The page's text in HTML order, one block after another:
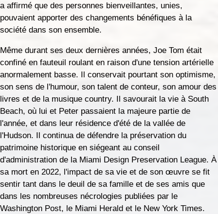
a affirmé que des personnes bienveillantes, unies,
pouvaient apporter des changements bénéfiques à la
société dans son ensemble.
Même durant ses deux dernières années, Joe Tom était
confiné en fauteuil roulant en raison d'une tension artérielle
anormalement basse. Il conservait pourtant son optimisme,
son sens de l'humour, son talent de conteur, son amour des
livres et de la musique country. Il savourait la vie à South
Beach, où lui et Peter passaient la majeure partie de
l'année, et dans leur résidence d'été de la vallée de
l'Hudson. Il continua de défendre la préservation du
patrimoine historique en siégeant au conseil
d'administration de la Miami Design Preservation League. À
sa mort en 2022, l'impact de sa vie et de son œuvre se fit
sentir tant dans le deuil de sa famille et de ses amis que
dans les nombreuses nécrologies publiées par le
Washington Post, le Miami Herald et le New York Times.